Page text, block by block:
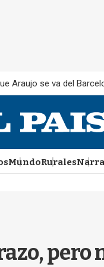
Araujo se va del
MundoRurales